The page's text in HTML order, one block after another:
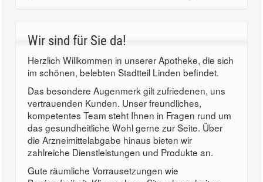
Wir sind für Sie da!
Herzlich Willkommen in unserer Apotheke, die sich
im schönen, belebten Stadtteil Linden befindet.
Das besondere Augenmerk gilt zufriedenen, uns
vertrauenden Kunden. Unser freundliches,
kompetentes Team steht Ihnen in Fragen rund um
das gesundheitliche Wohl gerne zur Seite. Über
die Arzneimittelabgabe hinaus bieten wir
zahlreiche Dienstleistungen und Produkte an.
Gute räumliche Vorrausetzungen wie